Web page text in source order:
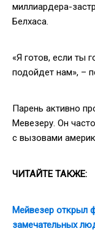
миллиардера-
Белхаса.
«Я готов, если ты
подойдет нам», –
Парень активно
Мевезеру. Он
с вызовами
ЧИТАЙТЕ ТАКЖЕ:
Мейвезер открыл
замечательных